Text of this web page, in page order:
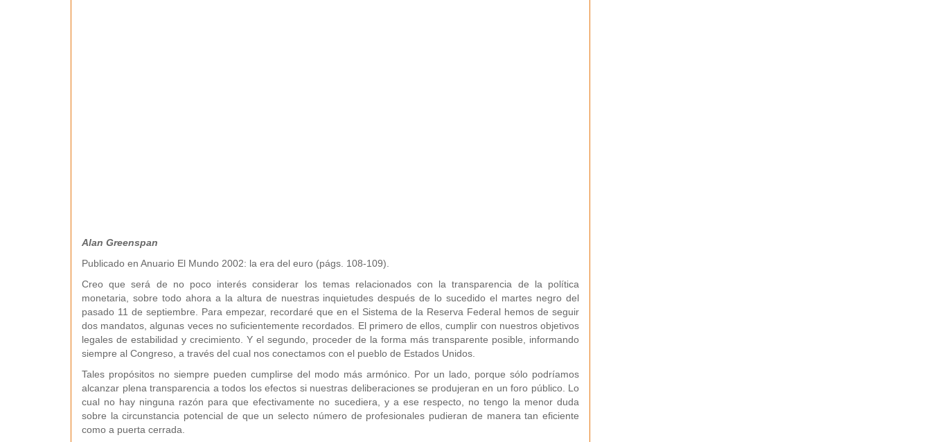
Alan Greenspan
Publicado en Anuario El Mundo 2002: la era del euro (págs. 108-109).
Creo que será de no poco interés considerar los temas relacionados con la transparencia de la política
monetaria, sobre todo ahora a la altura de nuestras inquietudes después de lo sucedido el martes negro del
pasado 11 de septiembre. Para empezar, recordaré que en el Sistema de la Reserva Federal hemos de seguir
dos mandatos, algunas veces no suficientemente recordados. El primero de ellos, cumplir con nuestros objetivos
legales de estabilidad y crecimiento. Y el segundo, proceder de la forma más transparente posible, informando
siempre al Congreso, a través del cual nos conectamos con el pueblo de Estados Unidos.
Tales propósitos no siempre pueden cumplirse del modo más armónico. Por un lado, porque sólo podríamos
alcanzar plena transparencia a todos los efectos si nuestras deliberaciones se produjeran en un foro público. Lo
cual no hay ninguna razón para que efectivamente no sucediera, y a ese respecto, no tengo la menor duda
sobre la circunstancia potencial de que un selecto número de profesionales pudieran de manera tan eficiente
como a puerta cerrada.